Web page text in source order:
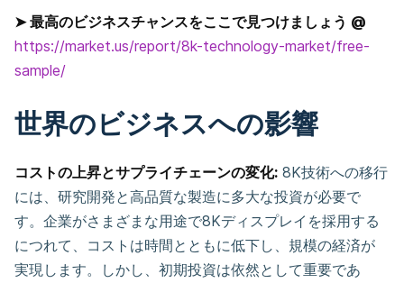
➤ 最高のビジネスチャンスをここで見つけましょう @
https://market.us/report/8k-technology-market/free-
sample/
世界のビジネスへの影響
コストの上昇とサプライチェーンの変化: 8K技術への移行
には、研究開発と高品質な製造に多大な投資が必要で
す。企業がさまざまな用途で8Kディスプレイを採用する
につれて、コストは時間とともに低下し、規模の経済が
実現します。しかし、初期投資は依然として重要であ